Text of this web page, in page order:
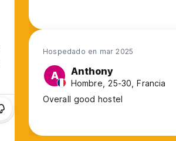
Hospedado en mar 2025
A Anthony
Hombre, 25-30, Francia
Overall good hostel